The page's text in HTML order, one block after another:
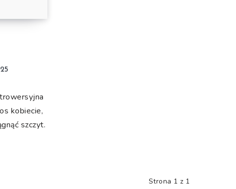
kobiecie,
szczyt.
Strona 1 z 1